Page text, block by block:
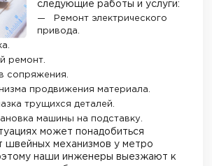
следующие работы и услуги:
Ремонт электрического
привода.
ремонт.
сопряжения.
продвижения материала.
трущихся деталей.
машины на подставку.
может понадобиться
швейных механизмову метро
наши инженеры выезжают к